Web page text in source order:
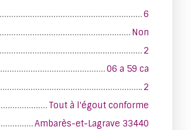
6
Non
2
06 a 59 ca
2
Tout à l'égout conforme
Ambarès-et-Lagrave 33440